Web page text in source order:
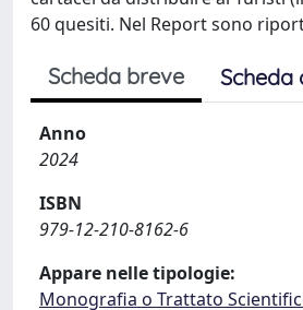
60 quesiti. Nel Report sono
Scheda breve Scheda
Anno
2024
ISBN
979-12-210-8162-6
Appare nelle tipologie:
Monografia o Trattato